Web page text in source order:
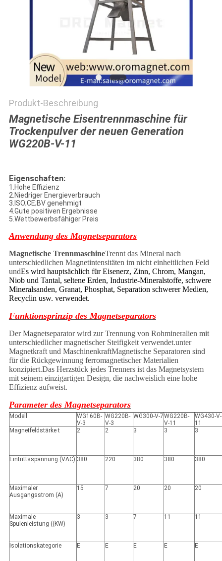
Produkt-Beschreibung
Magnetische Eisentrennmaschine für
Trockenpulver der neuen Generation
WG220B-V-11
Eigenschaften:
1.Hohe Effizienz
2.Niedriger Energieverbrauch
3.ISO;CE;BV genehmigt
4.Gute positiven Ergebnisse
5.Wettbewerbsfähiger Preis
Anwendung des Magnetseparators
Magnetische TrennmaschineTrennt das Mineral nach
unterschiedlichen Magnetintensitäten im nicht einheitlichen Feld
undEs wird hauptsächlich für Eisenerz, Zinn, Chrom, Mangan,
Niob und Tantal, seltene Erden, Industrie-Mineralstoffe, schwere
Mineralsanden, Granat, Phosphat, Separation schwerer Medien,
Recyclin usw. verwendet.
Funktionsprinzip des Magnetseparators
Der Magnetseparator wird zur Trennung von Rohmineralien mit
unterschiedlicher magnetischer Steifigkeit verwendet.unter
Magnetkraft und MaschinenkraftMagnetische Separatoren sind
für die Rückgewinnung ferromagnetischer Materialien
konzipiert.Das Herzstück jedes Trenners ist das Magnetsystem
mit seinem einzigartigen Design, die nachweislich eine hohe
Effizienz aufweist.
Parameter des Magnetseparators
Modell
WG160B-
V-3
WG220B-
V-3
WG300-V-7WG220B-
V-11
WG430-V-
11
Magnetfeldstärke t
2 2 3 3 3
Eintrittsspannung (VAC) 380 220 380 380 380
Maximaler
Ausgangsstrom (A)
15 7 20 20 20
Maximale
Spulenleistung ((KW)
3 3 7 11 11
Isolationskategorie E E E E E